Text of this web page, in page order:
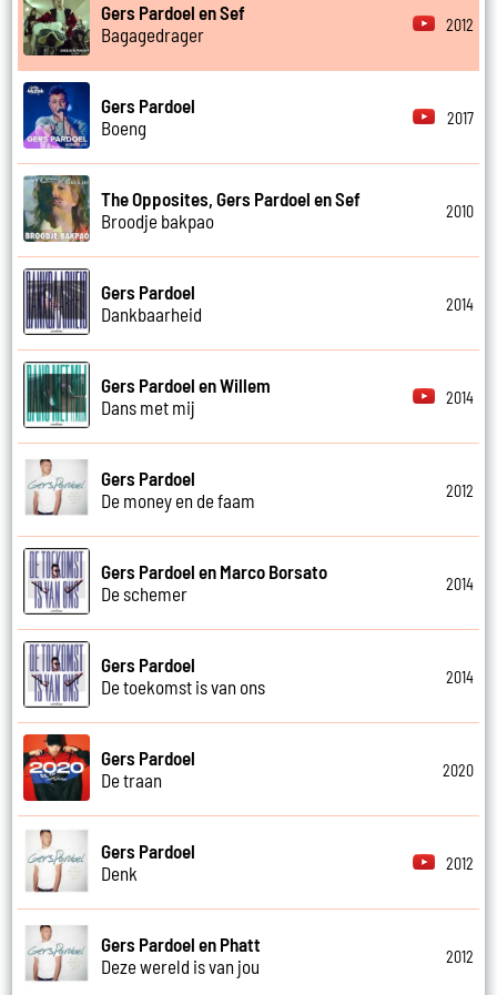
Gers Pardoel en Sef
Bagagedrager
2012
Gers Pardoel
Boeng
2017
The Opposites, Gers Pardoel en Sef
Broodje bakpao
2010
Gers Pardoel
Dankbaarheid
2014
Gers Pardoel en Willem
Dans met mij
2014
Gers Pardoel
De money en de faam
2012
Gers Pardoel en Marco Borsato
De schemer
2014
Gers Pardoel
De toekomst is van ons
2014
Gers Pardoel
De traan
2020
Gers Pardoel
Denk
2012
Gers Pardoel en Phatt
Deze wereld is van jou
2012